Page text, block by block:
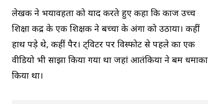
लेखक ने भयावहता को याद करते हुए कहा कि काज उच्च
शिक्षा केंद्र के एक शिक्षक ने बच्चों के अंगों को उठाया। कहीं
हाथ पड़े थे, कहीं पैर। ट्विटर पर विस्फोट से पहले का एक
वीडियो भी साझा किया गया था जहां आतंकियों ने बम धमाका
किया था।